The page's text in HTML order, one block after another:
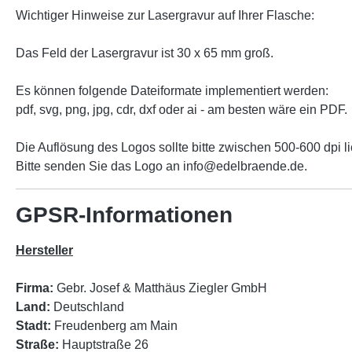
Wichtiger Hinweise zur Lasergravur auf Ihrer Flasche:
Das Feld der Lasergravur ist 30 x 65 mm groß.
Es können folgende Dateiformate implementiert werden:
pdf, svg, png, jpg, cdr, dxf oder ai - am besten wäre ein PDF.
Die Auflösung des Logos sollte bitte zwischen 500-600 dpi
Bitte senden Sie das Logo an info@edelbraende.de.
GPSR-Informationen
Hersteller
Firma: Gebr. Josef & Matthäus Ziegler GmbH
Land: Deutschland
Stadt: Freudenberg am Main
Straße: Hauptstraße 26